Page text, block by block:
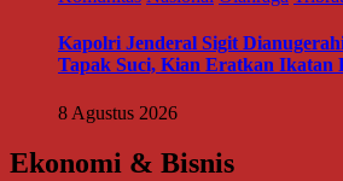
Kapolri Jenderal Sigit
Tapak Suci, Kian Eratkan Ikatan
8 Agustus 2026
Ekonomi & Bisnis